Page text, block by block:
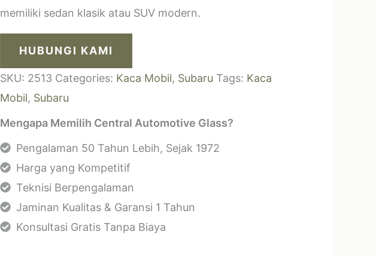
memiliki sedan klasik atau SUV modern.
HUBUNGI KAMI
SKU: 2513 Categories: Kaca Mobil, Subaru Tags: Kaca
Mobil, Subaru
Mengapa Memilih Central Automotive Glass?
Pengalaman 50 Tahun Lebih, Sejak 1972
Harga yang Kompetitif
Teknisi Berpengalaman
Jaminan Kualitas & Garansi 1 Tahun
Konsultasi Gratis Tanpa Biaya